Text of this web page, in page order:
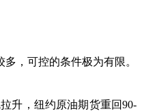
，可控的条件极为有限。
升，纽约原油期货重回90-